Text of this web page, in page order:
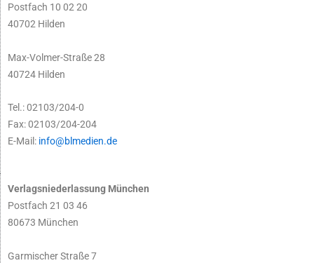
Postfach 10 02 20
40702 Hilden
Max-Volmer-Straße 28
40724 Hilden
Tel.: 02103/204-0
Fax: 02103/204-204
E-Mail: info@blmedien.de
Verlagsniederlassung München
Postfach 21 03 46
80673 München
Garmischer Straße 7